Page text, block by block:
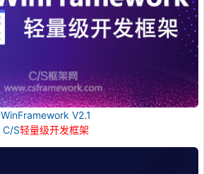
WinFramework V2.1
C/S轻量级开发框架